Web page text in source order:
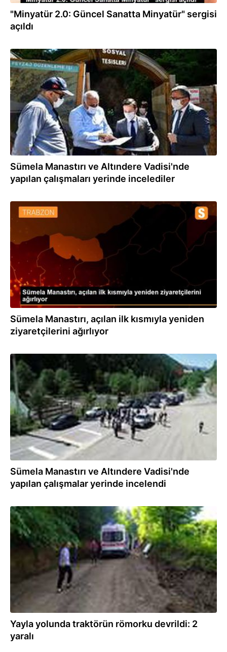
"Minyatür 2.0: Güncel Sanatta Minyatür" sergisi
açıldı
03.06.2020
Sümela Manastırı ve Altındere Vadisi'nde
yapılan çalışmaları yerinde incelediler
02.06.2020
Sümela Manastırı, açılan ilk kısmıyla yeniden
ziyaretçilerini ağırlıyor
01.06.2020
Sümela Manastırı ve Altındere Vadisi'nde
yapılan çalışmalar yerinde incelendi
13.05.2020
Yayla yolunda traktörün römorku devrildi: 2
yaralı